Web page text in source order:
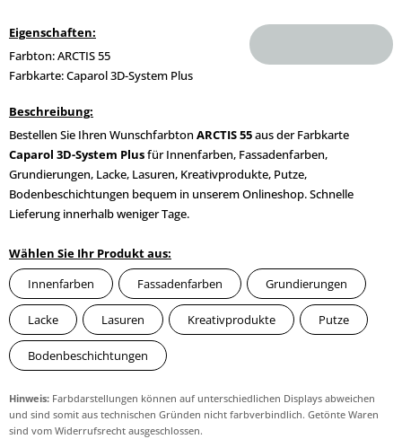
Eigenschaften:
Farbton: ARCTIS 55
Farbkarte: Caparol 3D-System Plus
Beschreibung:
Bestellen Sie Ihren Wunschfarbton ARCTIS 55aus der Farbkarte
Caparol 3D-System Plusfür Innenfarben, Fassadenfarben,
Grundierungen, Lacke, Lasuren, Kreativprodukte, Putze,
Bodenbeschichtungen bequem in unserem Onlineshop. Schnelle
Lieferung innerhalb weniger Tage.
Wählen Sie Ihr Produkt aus:
Innenfarben
Fassadenfarben Grundierungen
Lacke Lasuren Kreativprodukte Putze
Bodenbeschichtungen
Hinweis: Farbdarstellungen können auf unterschiedlichen Displays abweichen
und sind somit aus technischen Gründen nicht farbverbindlich. Getönte Waren
sind vom Widerrufsrecht ausgeschlossen.